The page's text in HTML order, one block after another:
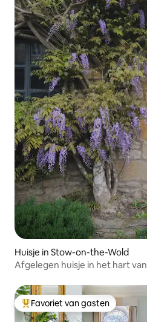
Huisje in Stow-on-the-Wold
Afgelegen huisje in het hart
Topfavoriet van gasten
Favoriet van gasten